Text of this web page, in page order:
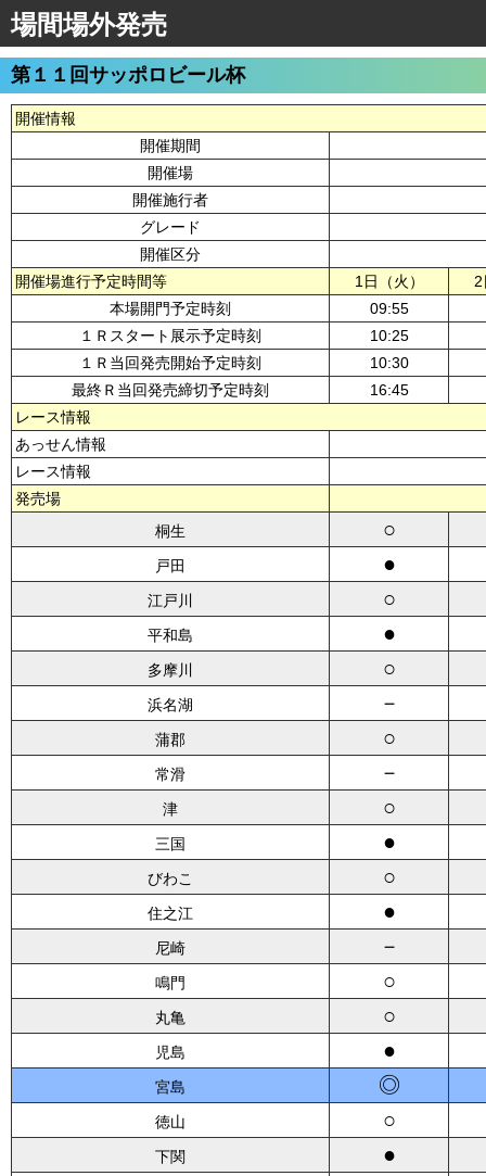
場間場外発売
第１１回サッポロビール杯
開催情報
開催期間
開催場
開催施行者
グレード
開催区分
開催場進行予定時間等
1日（火）
本場開門予定時刻
09:55
１Ｒスタート展示予定時刻
10:25
１Ｒ当回発売開始予定時刻
10:30
最終Ｒ当回発売締切予定時刻
16:45
レース情報
あっせん情報
レース情報
発売場
桐生
○
戸田 ●
江戸川 ○
平和島 ●
多摩川 ○
浜名湖 －
蒲郡 ○
常滑 －
津 ○
三国 ●
びわこ ○
住之江 ●
尼崎 －
鳴門 ○
丸亀 ○
児島 ●
宮島 ◎
徳山 ○
下関 ●